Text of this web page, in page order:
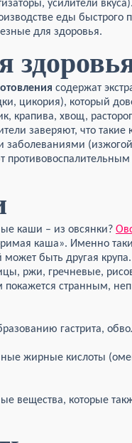
усилители
еды быстрого
для здоровья.
содержат
цикория), который
крапива, хвощ,
заверяют, что
каши – из овсянки?
каша». Именно
может быть другая
ржи, гречневые,
покажется странным,
гастрита,
жирные кислоты
вещества, которые